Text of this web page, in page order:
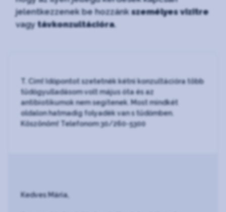
jelentkezzenek be hozzánkszemélyes vizitre
vagy távkonzultációra.
T. Cím! Időpontot szetetnèk kétni konzultációra több
tüdőgyulladásom volt május óta és az
antibiotikumok nem segítenek. Most mindkét
oldalon hatmadig folyadèk van s tüdőmben.
Köszönöm! Telefonom 30/260-5300
Kedves Mária,